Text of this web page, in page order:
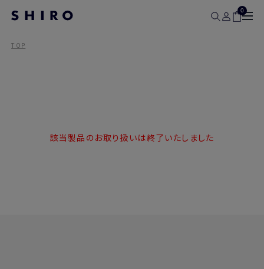
0
TOP
該当製品のお取り扱いは終了いたしました